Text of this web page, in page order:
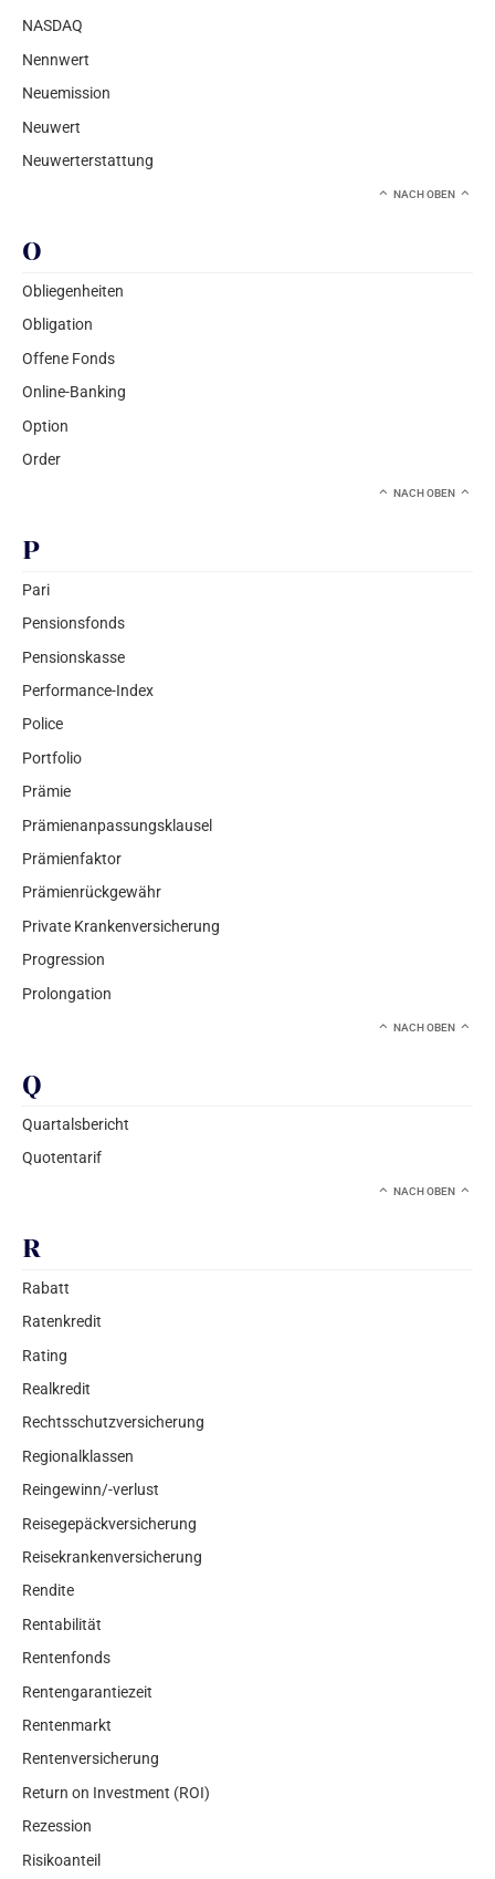
NASDAQ
Nennwert
Neuemission
Neuwert
Neuwerterstattung
NACH OBEN
O
Obliegenheiten
Obligation
Offene Fonds
Online-Banking
Option
Order
NACH OBEN
P
Pari
Pensionsfonds
Pensionskasse
Performance-Index
Police
Portfolio
Prämie
Prämienanpassungsklausel
Prämienfaktor
Prämienrückgewähr
Private Krankenversicherung
Progression
Prolongation
NACH OBEN
Q
Quartalsbericht
Quotentarif
NACH OBEN
R
Rabatt
Ratenkredit
Rating
Realkredit
Rechtsschutzversicherung
Regionalklassen
Reingewinn/-verlust
Reisegepäckversicherung
Reisekrankenversicherung
Rendite
Rentabilität
Rentenfonds
Rentengarantiezeit
Rentenmarkt
Rentenversicherung
Return on Investment (ROI)
Rezession
Risikoanteil